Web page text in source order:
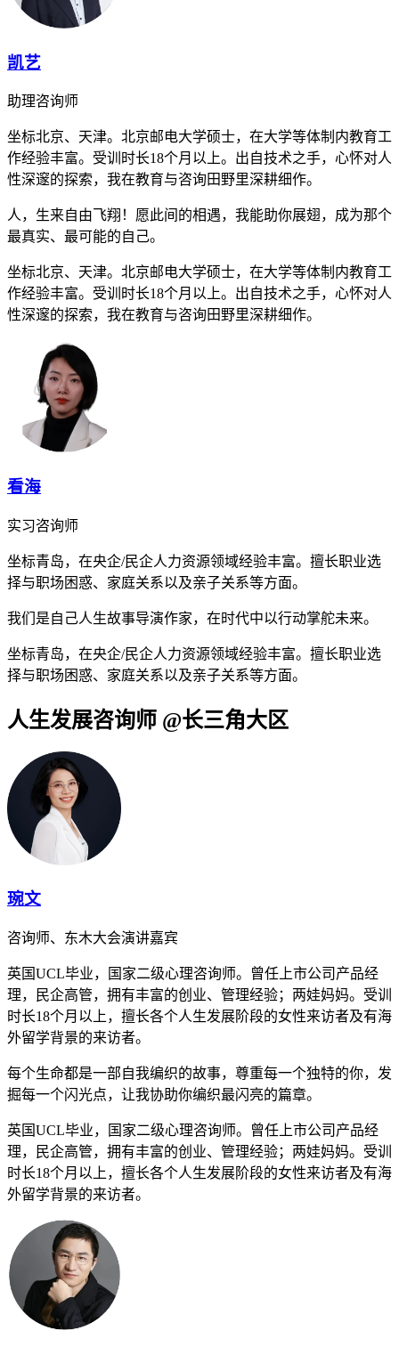
凯艺
助理咨询师
坐标北京、天津。北京邮电大学硕士，在大学等体制内教育工
作经验丰富。受训时长18个月以上。出自技术之手，心怀对人
性深邃的探索，我在教育与咨询田野里深耕细作。
人，生来自由飞翔！愿此间的相遇，我能助你展翅，成为那个
最真实、最可能的自己。
坐标北京、天津。北京邮电大学硕士，在大学等体制内教育工
作经验丰富。受训时长18个月以上。出自技术之手，心怀对人
性深邃的探索，我在教育与咨询田野里深耕细作。
看海
实习咨询师
坐标青岛，在央企/民企人力资源领域经验丰富。擅长职业选
择与职场困惑、家庭关系以及亲子关系等方面。
我们是自己人生故事导演作家，在时代中以行动掌舵未来。
坐标青岛，在央企/民企人力资源领域经验丰富。擅长职业选
择与职场困惑、家庭关系以及亲子关系等方面。
人生发展咨询师 @长三角大区
琬文
咨询师、东木大会演讲嘉宾
英国UCL毕业，国家二级心理咨询师。曾任上市公司产品经
理，民企高管，拥有丰富的创业、管理经验；两娃妈妈。受训
时长18个月以上，擅长各个人生发展阶段的女性来访者及有海
外留学背景的来访者。
每个生命都是一部自我编织的故事，尊重每一个独特的你，发
掘每一个闪光点，让我协助你编织最闪亮的篇章。
英国UCL毕业，国家二级心理咨询师。曾任上市公司产品经
理，民企高管，拥有丰富的创业、管理经验；两娃妈妈。受训
时长18个月以上，擅长各个人生发展阶段的女性来访者及有海
外留学背景的来访者。